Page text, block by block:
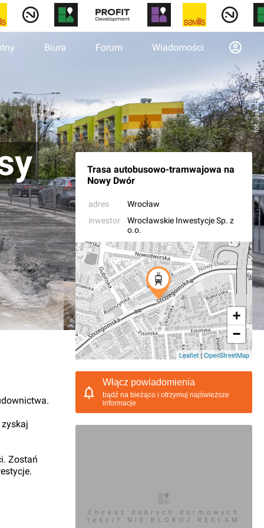
Biura Forum Wiadomości
fot. Jakub Zazula
Trasa autobusowo-tramwajowa na
Nowy Dwór
adres
Wrocław
inwestor
Wrocławskie Inwestycje Sp. z
o.o.
+
−
Leaflet|OpenStreetMap
Zostań
Włącz powiadomienia
bądź na bieżąco i otrzymuj najświeższe
informacje
Chcesz dobrych darmowych
teści? NIE BLOKUJ REKLAM